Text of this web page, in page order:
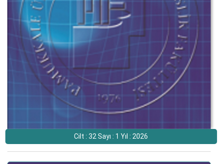
Cilt : 32 Sayı : 1 Yıl : 2026